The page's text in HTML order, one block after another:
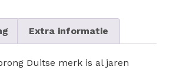
Extra informatie
Duitse merk is al jaren